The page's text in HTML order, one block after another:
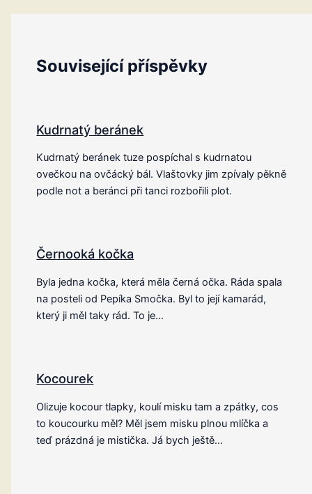
Související příspěvky
Kudrnatý beránek
Kudrnatý beránek tuze pospíchal s kudrnatou
ovečkou na ovčácký bál. Vlaštovky jim zpívaly pěkně
podle not a beránci při tanci rozbořili plot.
Černooká kočka
Byla jedna kočka, která měla černá očka. Ráda spala
na posteli od Pepíka Smočka. Byl to její kamarád,
který ji měl taky rád. To je…
Kocourek
Olizuje kocour tlapky, koulí misku tam a zpátky, cos
to koucourku měl? Měl jsem misku plnou mlíčka a
teď prázdná je mistička. Já bych ještě…